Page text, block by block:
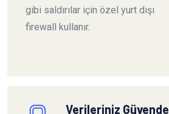
gibi saldırılar için özel yurt dışı
firewall kullanır.
Verileriniz Güvende